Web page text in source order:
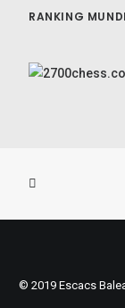
RANKING
© 2019 Escacs